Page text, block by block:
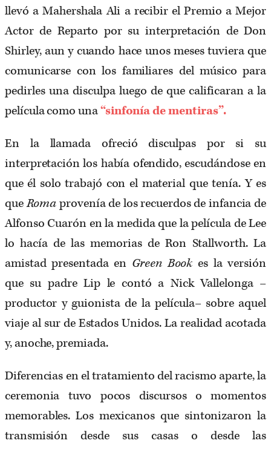
llevó a Mahershala Ali a recibir el Premio a Mejor
Actor de Reparto por su interpretación de Don
Shirley, aun y cuando hace unos meses tuviera que
comunicarse con los familiares del músico para
pedirles una disculpa luego de que calificaran a la
película como una“sinfonía de mentiras”.
En la llamada ofreció disculpas por si su
interpretación los había ofendido, escudándose en
que él solo trabajó con el material que tenía. Y es
queRomaprovenía de los recuerdos de infancia de
Alfonso Cuarón en la medida que la película de Lee
lo hacía de las memorias de Ron Stallworth. La
amistad presentada en Green Bookes la versión
que su padre Lip le contó a Nick Vallelonga –
productor y guionista de la película– sobre aquel
viaje al sur de Estados Unidos. La realidad acotada
y, anoche, premiada.
Diferencias en el tratamiento del racismo aparte, la
ceremonia tuvo pocos discursos o momentos
memorables. Los mexicanos que sintonizaron la
transmisión desde sus casas o desde las